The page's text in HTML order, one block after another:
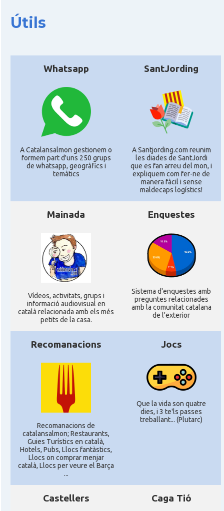
Útils
Whatsapp
A Catalansalmon gestionem o
formem part d'uns 250 grups
de whatsapp, geogràfics i
temàtics
SantJording
A Santjording.com reunim
les diades de SantJordi
que es fan arreu del mon, i
expliquem com fer-ne de
manera fàcil i sense
maldecaps logí­stics!
Mainada
Ví­deos, activitats, grups i
informació audiovisual en
català relacionada amb els més
petits de la casa.
Enquestes
Sistema d'enquestes amb
preguntes relacionades
amb la comunitat catalana
de l'exterior
Recomanacions
Recomanacions de
catalansalmon; Restaurants,
Guies Turístics en català,
Hotels, Pubs, Llocs fantàstics,
Llocs on comprar menjar
català, Llocs per veure el Barça
...
Jocs
Que la vida son quatre
dies, i 3 te'ls passes
treballant... (Plutarc)
Castellers Caga Tió